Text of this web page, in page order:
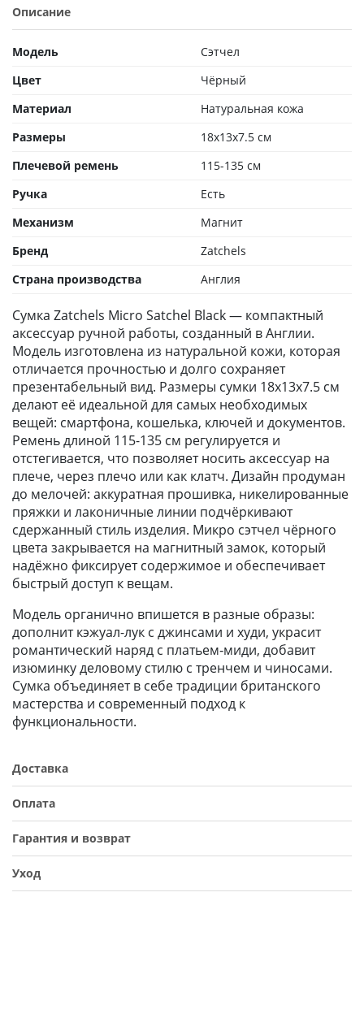
Описание
Модель
Сэтчел
Цвет
Чёрный
Материал
Натуральная кожа
Размеры
18x13x7.5 см
Плечевой ремень
115-135 см
Ручка
Есть
Механизм
Магнит
Бренд
Zatchels
Страна производства
Англия
Сумка Zatchels Micro Satchel Black — компактный
аксессуар ручной работы, созданный в Англии.
Модель изготовлена из натуральной кожи, которая
отличается прочностью и долго сохраняет
презентабельный вид. Размеры сумки 18x13x7.5 см
делают её идеальной для самых необходимых
вещей: смартфона, кошелька, ключей и документов.
Ремень длиной 115-135 см регулируется и
отстегивается, что позволяет носить аксессуар на
плече, через плечо или как клатч. Дизайн продуман
до мелочей: аккуратная прошивка, никелированные
пряжки и лаконичные линии подчёркивают
сдержанный стиль изделия. Микро сэтчел чёрного
цвета закрывается на магнитный замок, который
надёжно фиксирует содержимое и обеспечивает
быстрый доступ к вещам.
Модель органично впишется в разные образы:
дополнит кэжуал-лук с джинсами и худи, украсит
романтический наряд с платьем‑миди, добавит
изюминку деловому стилю с тренчем и чиносами.
Сумка объединяет в себе традиции британского
мастерства и современный подход к
функциональности.
Доставка
Оплата
Гарантия и возврат
Уход